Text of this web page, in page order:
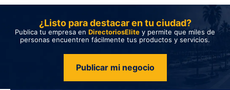
¿Listo para destacar en tu ciudad?
Publica tu empresa en DirectoriosElite y permite que miles de
personas encuentren fácilmente tus productos y servicios.
Publicar mi negocio